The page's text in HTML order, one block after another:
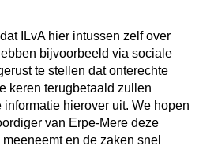
ILvA hier intussen zelf over
bijvoorbeeld via sociale
te stellen dat onterechte
keren terugbetaald zullen
hierover uit. We hopen
van Erpe-Mere deze
en de zaken snel